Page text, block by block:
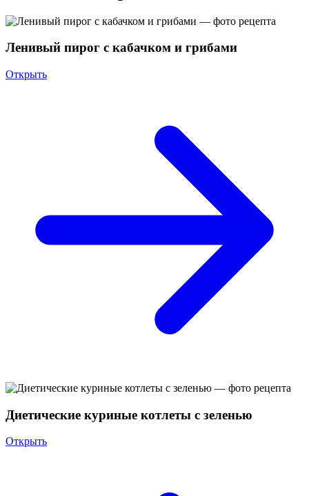
Ленивый пирог с кабачком и грибами
Открыть
Диетические куриные котлеты с зеленью
Открыть